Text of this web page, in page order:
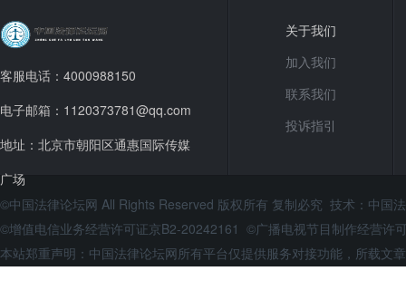
客服电话：4000988150
电子邮箱：1120373781@qq.com
地址：北京市朝阳区通惠国际传媒
广场
关于我们
加入我们
联系我们
投诉指引
©中国法律论坛网 All Rights Reserved 版权所有 复制必究 技术： 中国
©增值电信业务经营许可证京B2-20242161 ©广播电视节目制作经营
本站郑重声明：中国法律论坛网所有平台仅提供服务对接功能，所载文